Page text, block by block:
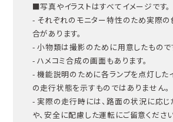
■写真やイラストはすべてイメージです。
- それぞれのモニター特性のため実際
合があります。
- 小物類は撮影のために用意したもので
- ハメコミ合成の画面もあります。
- 機能説明のために各ランプを点灯した
の走行状態を示すものではありません。
- 実際の走行時には、路面の状況に応じ
や、安全に配慮した運転にご留意ください